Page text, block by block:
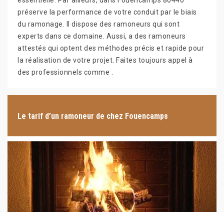
préserve la performance de votre conduit par le biais
du ramonage. Il dispose des ramoneurs qui sont
experts dans ce domaine. Aussi, a des ramoneurs
attestés qui optent des méthodes précis et rapide pour
la réalisation de votre projet. Faites toujours appel à
des professionnels comme .
Le tarif d’un ramoneur de chez Fouencamps